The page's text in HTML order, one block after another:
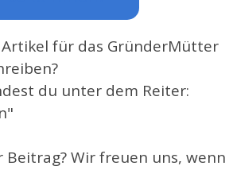
für das GründerMütter
du unter dem Reiter:
Beitrag? Wir freuen uns, wenn